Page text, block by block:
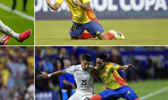
الدوري الإنجليزي الممتاز
الدوري الإسباني
الدوري الإيطالي